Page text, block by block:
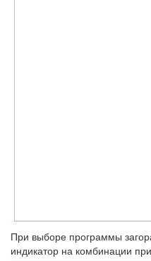
При выборе программы
индикатор на комбинации